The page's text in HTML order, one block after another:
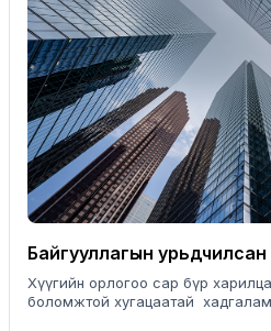
Байгууллагын урьдчилсан
Хүүгийн орлогоо сар бүр
боломжтой хугацаатай